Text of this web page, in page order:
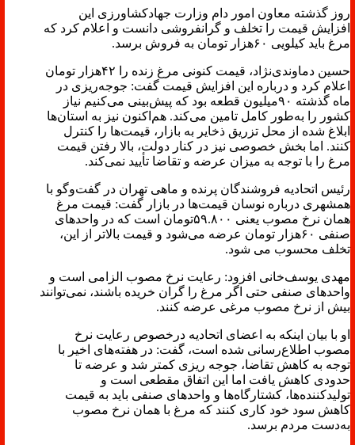
روز گذشته معاون امور دام وزارت جهادکشاورزی این
افزایش قیمت را تخلف و گرانفروشی دانست و اعلام کرد که
مرغ باید کیلویی ۶۰هزار تومان به فروش برسد.
حسین دماوندی‌نژاد، قیمت کنونی مرغ زنده را ۴۲هزار تومان
اعلام کرد و درباره این افزایش قیمت گفت: جوجه‌ریزی در
ماه گذشته ۹۰میلیون قطعه بود که پیش‌بینی می‌کنیم نیاز
کشور را به‌طور کامل تامین می‌کند. هم‌اکنون نیز به استان‌ها
ابلاغ شده از محل تزریق ذخایر به بازار، قیمت‌ها را کنترل
کنند. اما بخش خصوصی نیز در کنار دولت، بالا رفتن قیمت
مرغ را با توجه به میزان عرضه و تقاضا تأیید نمی‌کند.
رئیس اتحادیه فروشندگان پرنده و ماهی تهران در گفت‌وگو با
همشهری درباره نوسان قیمت‌ها در بازار گفت: قیمت مرغ
همان نرخ مصوب یعنی ۵۹.۸۰۰تومان است که در واحدهای
صنفی ۶۰هزار تومان عرضه می‌شود و قیمت بالاتر از این،
تخلف محسوب می شود.
مهدی یوسف‌خانی افزود: رعایت نرخ مصوب الزامی است و
واحدهای صنفی حتی اگر مرغ را گران خریده باشند، نمی‌توانند
بیش از نرخ مصوب مرغی عرضه کنند.
او با بیان اینکه به اعضای اتحادیه درخصوص رعایت نرخ
مصوب اطلاع‌رسانی شده است، گفت: در هفته‌های اخیر با
توجه به کاهش تقاضا، جوجه ریزی کمتر شد و عرضه تا
حدودی کاهش یافت اما این اتفاق مقطعی است و
تولیدکننده‌ها، کشتارگاه‌ها و واحدهای صنفی باید به قیمت
کاهش سود خود کاری کنند که مرغ با همان نرخ مصوب
به‌دست مردم برسد.